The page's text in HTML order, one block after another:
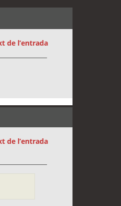
de l’entrada
de l’entrada